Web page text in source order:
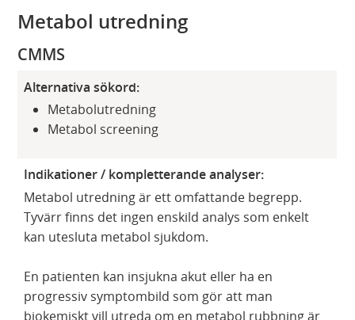
Metabol utredning
CMMS
Alternativa sökord:
Metabolutredning
Metabol screening
Indikationer / kompletterande analyser:
Metabol utredning är ett omfattande begrepp.
Tyvärr finns det ingen enskild analys som enkelt
kan utesluta metabol sjukdom.
En patienten kan insjukna akut eller ha en
progressiv symptombild som gör att man
biokemiskt vill utreda om en metabol rubbning är